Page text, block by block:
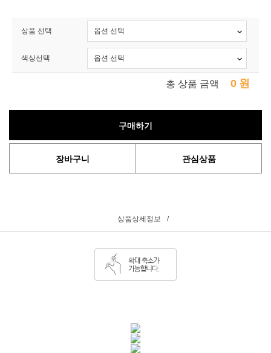
상품 선택
색상선택
총 상품 금액 0 원
구매하기
장바구니 관심상품
상품상세정보